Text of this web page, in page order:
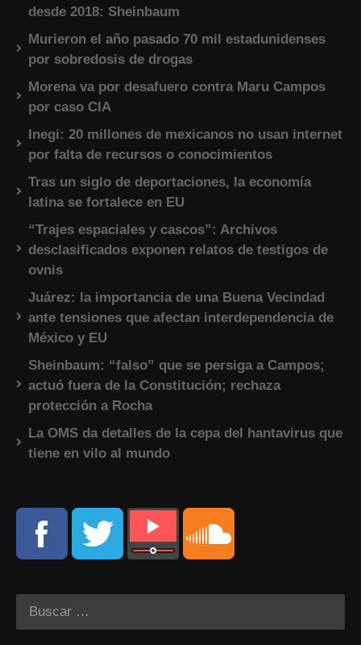
desde 2018: Sheinbaum
Murieron el año pasado 70 mil estadunidenses
por sobredosis de drogas
Morena va por desafuero contra Maru Campos
por caso CIA
Inegi: 20 millones de mexicanos no usan internet
por falta de recursos o conocimientos
Tras un siglo de deportaciones, la economía
latina se fortalece en EU
“Trajes espaciales y cascos”: Archivos
desclasificados exponen relatos de testigos de
ovnis
Juárez: la importancia de una Buena Vecindad
ante tensiones que afectan interdependencia de
México y EU
Sheinbaum: “falso” que se persiga a Campos;
actuó fuera de la Constitución; rechaza
protección a Rocha
La OMS da detalles de la cepa del hantavirus que
tiene en vilo al mundo